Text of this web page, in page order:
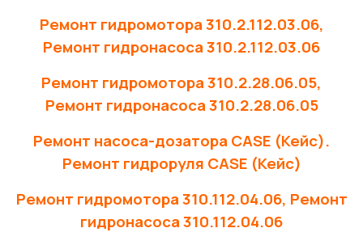
Ремонт гидромотора 310.2.112.03.06,
Ремонт гидронасоса 310.2.112.03.06
Ремонт гидромотора 310.2.28.06.05,
Ремонт гидронасоса 310.2.28.06.05
Ремонт насоса-дозатора CASE (Кейс).
Ремонт гидроруля CASE (Кейс)
Ремонт гидромотора 310.112.04.06, Ремонт
гидронасоса 310.112.04.06